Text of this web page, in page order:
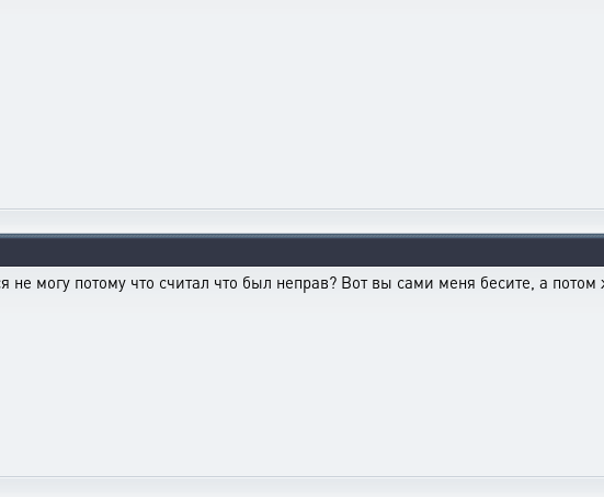
не могу потому что считал что был неправ? Вот вы сами меня бесите, а